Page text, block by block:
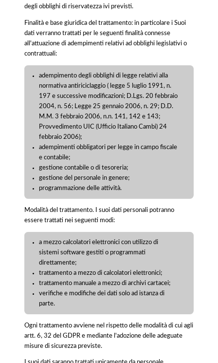
degli obblighi di riservatezza ivi previsti.
Finalità e base giuridica del trattamento: in particolare i Suoi
dati verranno trattati per le seguenti finalità connesse
all'attuazione di adempimenti relativi ad obblighi legislativi o
contrattuali:
adempimento degli obblighi di legge relativi alla
normativa antiriciclaggio ( legge 5 luglio 1991, n.
197 e successive modificazioni; D.Lgs. 20 febbraio
2004, n. 56; Legge 25 gennaio 2006, n. 29; D.D.
M.M. 3 febbraio 2006, n.n. 141, 142 e 143;
Provvedimento UIC (Ufficio Italiano Cambi) 24
febbraio 2006);
adempimenti obbligatori per legge in campo fiscale
e contabile;
gestione contabile o di tesoreria;
gestione del personale in genere;
programmazione delle attività.
Modalità del trattamento. I suoi dati personali potranno
essere trattati nei seguenti modi:
a mezzo calcolatori elettronici con utilizzo di
sistemi software gestiti o programmati
direttamente;
trattamento a mezzo di calcolatori elettronici;
trattamento manuale a mezzo di archivi cartacei;
verifiche e modifiche dei dati solo ad istanza di
parte.
Ogni trattamento avviene nel rispetto delle modalità di cui agli
artt. 6, 32 del GDPR e mediante l'adozione delle adeguate
misure di sicurezza previste.